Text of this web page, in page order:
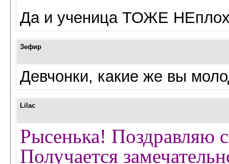
Да и ученица ТОЖЕ
Зефир
Девчонки, какие же вы
Lilac
Рысенька! Поздравляю
Получается